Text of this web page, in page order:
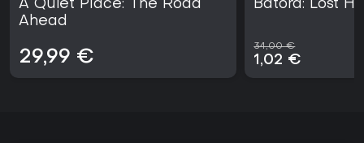
verändern. Es bietet eine in sich geschlossene Session, die
am besten mit Geduld für die Systeme und Toleranz für das
A Quiet Place: The Road
Ahead
29,99 €
Batora: Lost
34,00 €
1,02 €